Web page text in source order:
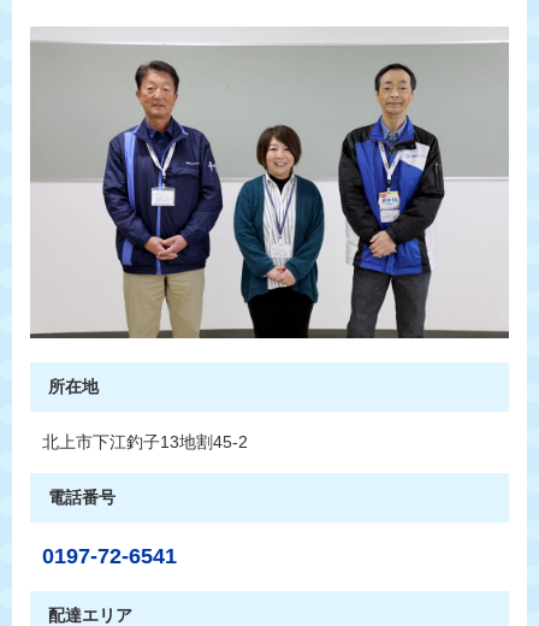
所在地
北上市下江釣子13地割45-2
電話番号
0197-72-6541
配達エリア